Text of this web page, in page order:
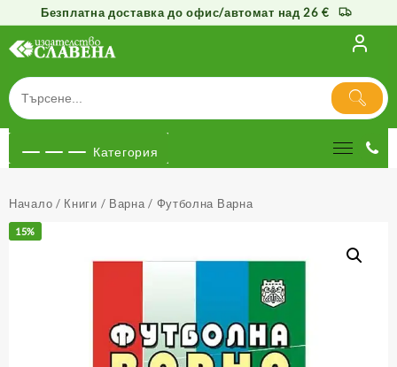
Безплатна доставка до офис/автомат над 26 €
съдържанието
Категория
Начало / Книги / Варна / Футболна Варна
15%